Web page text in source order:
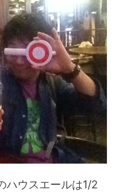
ハウスエールは1/2